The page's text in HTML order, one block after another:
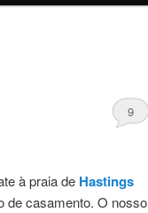
9
à praia de Hastings
de casamento. O nosso